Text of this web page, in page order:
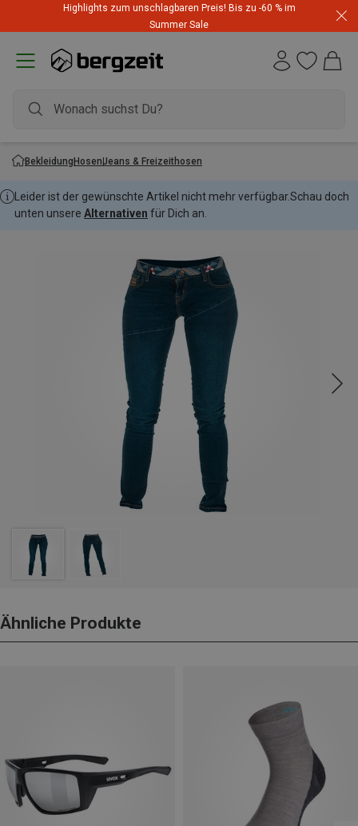
Highlights zum unschlagbaren Preis! Bis zu -60 % im
Summer Sale
BekleidungHosenJeans & Freizeithosen
Leider ist der gewünschte Artikel nicht mehr verfügbar.Schau doch
unten unsere Alternativen für Dich an.
Ähnliche Produkte